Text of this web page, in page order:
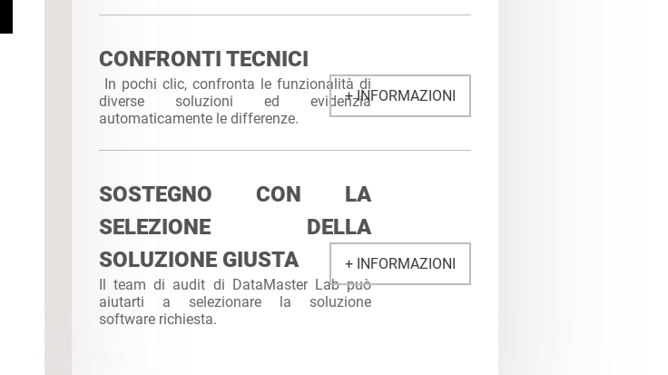
CONFRONTI TECNICI
In pochi clic, confronta le funzionalità di
diverse soluzioni ed evidenzia
automaticamente le differenze.
+ INFORMAZIONI
SOSTEGNO CON LA
SELEZIONE DELLA
SOLUZIONE GIUSTA
Il team di audit di DataMaster Lab può
aiutarti a selezionare la soluzione
software richiesta.
+ INFORMAZIONI